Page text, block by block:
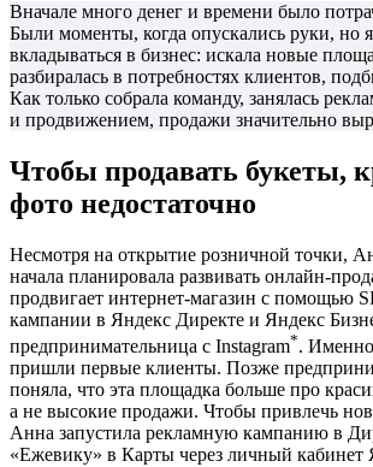
Вначале много денег и времени было
Были моменты, когда опускались руки, но
вкладываться в бизнес: искала новые
разбиралась в потребностях клиентов,
Как только собрала команду, занялась
и продвижением, продажи значительно
Чтобы продавать букеты,
фото недостаточно
Несмотря на открытие розничной точки,
начала планировала развивать онлайн-
продвигает интернет-магазин с помощью
кампании в Яндекс Директе и Яндекс
предпринимательница с Instagram*. Именно
пришли первые клиенты. Позже
поняла, что эта площадка больше про
а не высокие продажи. Чтобы привлечь
Анна запустила рекламную кампанию в
«Ежевику» в Карты через личный кабинет